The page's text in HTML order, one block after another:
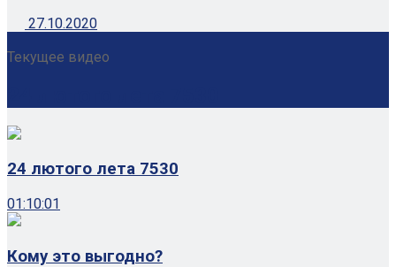
27.10.2020
Текущее видео
24 лютого лета 7530
01:10:01
Кому это выгодно?